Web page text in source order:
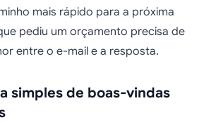
mais rápido para a próxima
pediu um orçamento precisa de
entre o e-mail e a resposta.
simples de boas-vindas